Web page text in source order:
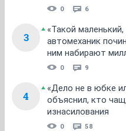
0 6
3
«Такой
автомеханик
ним набирают
0 9
4
«Дело не в юбке
объяснил, кто
изнасилования
0 58